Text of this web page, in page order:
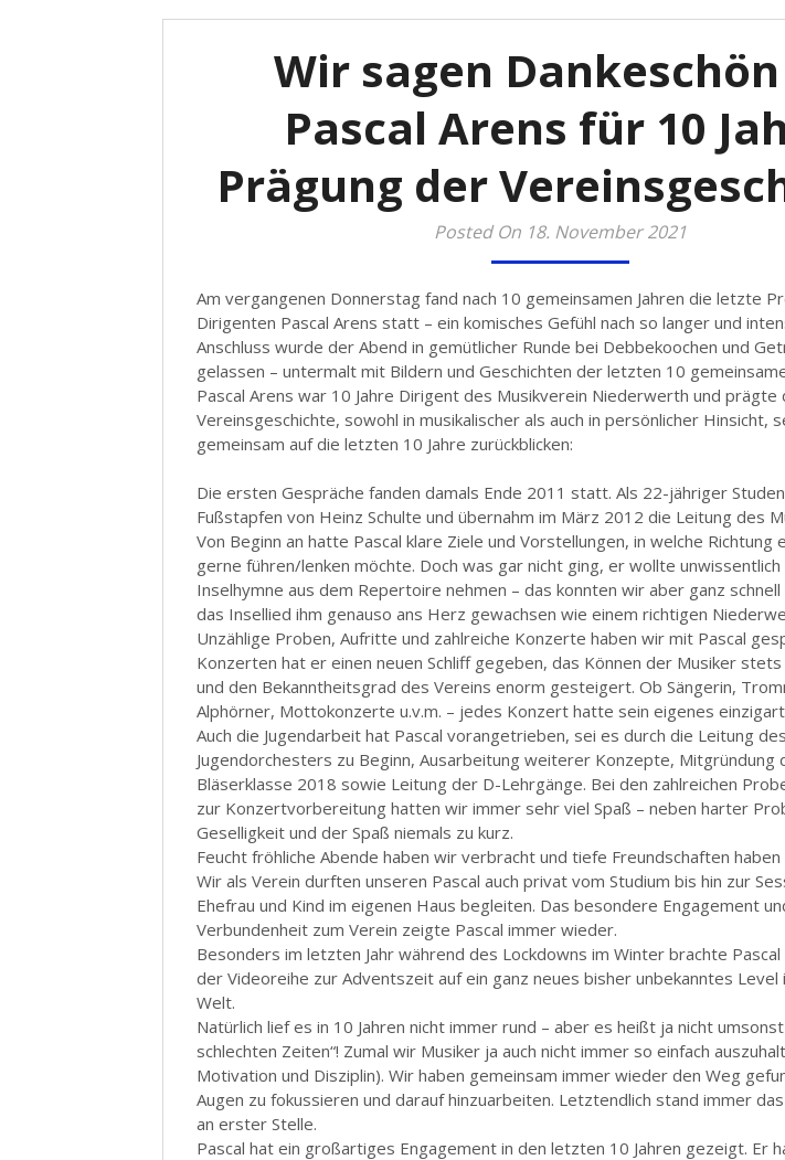
Wir sagen
Pascal Arens für 10
Prägung der
Posted On 18. November 2021
Am vergangenen Donnerstag fand nach 10 gemeinsamen Jahren die letzte
Dirigenten Pascal Arens statt – ein komisches Gefühl nach so langer und
Anschluss wurde der Abend in gemütlicher Runde bei Debbekoochen und
gelassen – untermalt mit Bildern und Geschichten der letzten 10
Pascal Arens war 10 Jahre Dirigent des Musikverein Niederwerth und prägte
Vereinsgeschichte, sowohl in musikalischer als auch in persönlicher Hinsicht,
gemeinsam auf die letzten 10 Jahre zurückblicken:
Die ersten Gespräche fanden damals Ende 2011 statt. Als 22-jähriger
Fußstapfen von Heinz Schulte und übernahm im März 2012 die Leitung des
Von Beginn an hatte Pascal klare Ziele und Vorstellungen, in welche Richtung
gerne führen/lenken möchte. Doch was gar nicht ging, er wollte unwissentlich
Inselhymne aus dem Repertoire nehmen – das konnten wir aber ganz schnell
das Insellied ihm genauso ans Herz gewachsen wie einem richtigen
Unzählige Proben, Aufritte und zahlreiche Konzerte haben wir mit Pascal
Konzerten hat er einen neuen Schliff gegeben, das Können der Musiker
und den Bekanntheitsgrad des Vereins enorm gesteigert. Ob Sängerin,
Alphörner, Mottokonzerte u.v.m. – jedes Konzert hatte sein eigenes
Auch die Jugendarbeit hat Pascal vorangetrieben, sei es durch die Leitung des
Jugendorchesters zu Beginn, Ausarbeitung weiterer Konzepte, Mitgründung
Bläserklasse 2018 sowie Leitung der D-Lehrgänge. Bei den zahlreichen
zur Konzertvorbereitung hatten wir immer sehr viel Spaß – neben harter
Geselligkeit und der Spaß niemals zu kurz.
Feucht fröhliche Abende haben wir verbracht und tiefe Freundschaften
Wir als Verein durften unseren Pascal auch privat vom Studium bis hin zur
Ehefrau und Kind im eigenen Haus begleiten. Das besondere Engagement
Verbundenheit zum Verein zeigte Pascal immer wieder.
Besonders im letzten Jahr während des Lockdowns im Winter brachte
der Videoreihe zur Adventszeit auf ein ganz neues bisher unbekanntes Level
Welt.
Natürlich lief es in 10 Jahren nicht immer rund – aber es heißt ja nicht
schlechten Zeiten“! Zumal wir Musiker ja auch nicht immer so einfach
Motivation und Disziplin). Wir haben gemeinsam immer wieder den Weg
Augen zu fokussieren und darauf hinzuarbeiten. Letztendlich stand immer
an erster Stelle.
Pascal hat ein großartiges Engagement in den letzten 10 Jahren gezeigt. Er